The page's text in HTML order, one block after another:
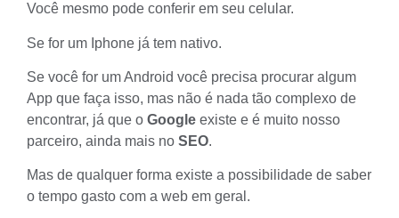
Você mesmo pode conferir em seu celular.
Se for um Iphone já tem nativo.
Se você for um Android você precisa procurar algum
App que faça isso, mas não é nada tão complexo de
encontrar, já que o Google existe e é muito nosso
parceiro, ainda mais no SEO.
Mas de qualquer forma existe a possibilidade de saber
o tempo gasto com a web em geral.